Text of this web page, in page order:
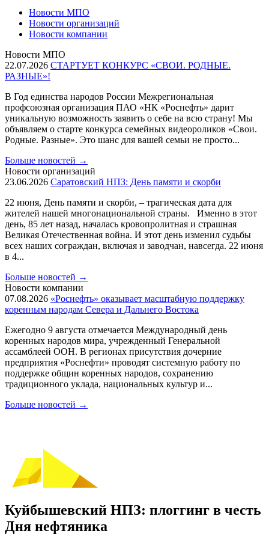
Новости МПО
Новости организаций
Новости компании
Новости МПО
22.07.2026 СТАРТУЕТ КОНКУРС «СВОИ. РОДНЫЕ.
РАЗНЫЕ»!
В Год единства народов России Межрегиональная
профсоюзная организация ПАО «НК «Роснефть» дарит
уникальную возможность заявить о себе на всю страну! Мы
объявляем о старте конкурса семейных видеороликов «Свои.
Родные. Разные». Это шанс для вашей семьи не просто...
Больше новостей →
Новости организаций
23.06.2026 Саратовский НПЗ: День памяти и скорби
22 июня, День памяти и скорби, – трагическая дата для
жителей нашей многонациональной страны. Именно в этот
день, 85 лет назад, началась кровопролитная и страшная
Великая Отечественная война. И этот день изменил судьбы
всех наших сограждан, включая и заводчан, навсегда. 22 июня
в 4...
Больше новостей →
Новости компании
07.08.2026 «Роснефть» оказывает масштабную поддержку
коренным народам Севера и Дальнего Востока
Ежегодно 9 августа отмечается Международный день
коренных народов мира, учрежденный Генеральной
ассамблеей ООН. В регионах присутствия дочерние
предприятия «Роснефти» проводят системную работу по
поддержке общин коренных народов, сохранению
традиционного уклада, национальных культур и...
Больше новостей →
Куйбышевский НПЗ: плоггинг в честь
Дня нефтяника